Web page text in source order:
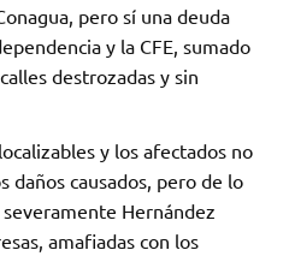
pero sí una deuda
y la CFE, sumado
destrozadas y sin
y los afectados no
daños causados, pero de lo
Hernández
amafiadas con los